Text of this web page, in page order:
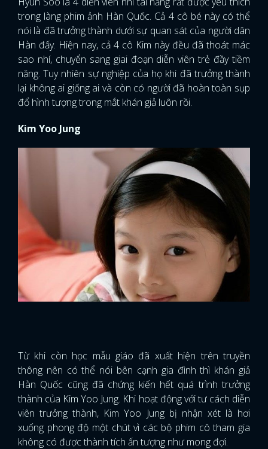
trong làng phim ảnh Hàn Quốc. Cả 4 cô bé này có thể
nói là đã trưởng thành dưới sự quan sát của người dân
Hàn đấy. Hiện nay, cả 4 cô Kim này đều đã thoát mác
sao nhí, chuyển sang giai đoạn diễn viên trẻ đầy tiềm
năng. Tuy nhiên sự nghiệp của họ khi đã trưởng thành
lại không ai giống ai và còn có người đã hoàn toàn sụp
đổ hình tượng trong mắt khán giả luôn rồi.
Kim Yoo Jung
Từ khi còn học mẫu giáo đã xuất hiện trên truyền
thông nên có thể nói bên cạnh gia đình thì khán giả
Hàn Quốc cũng đã chứng kiến hết quá trình trưởng
thành của Kim Yoo Jung. Khi hoạt động với tư cách diễn
viên trưởng thành, Kim Yoo Jung bị nhận xét là hơi
xuống phong độ một chút vì các bộ phim cô tham gia
không có được thành tích ấn tượng như mong đợi.